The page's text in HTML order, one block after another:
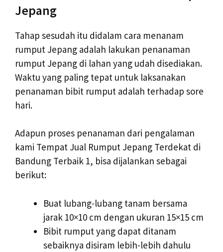
Jepang
Tahap sesudah itu didalam cara menanam
rumput Jepang adalah lakukan penanaman
rumput Jepang di lahan yang udah disediakan.
Waktu yang paling tepat untuk laksanakan
penanaman bibit rumput adalah terhadap sore
hari.
Adapun proses penanaman dari pengalaman
kami Tempat Jual Rumput Jepang Terdekat di
Bandung Terbaik 1, bisa dijalankan sebagai
berikut:
Buat lubang-lubang tanam bersama
jarak 10×10 cm dengan ukuran 15×15 cm
Bibit rumput yang dapat ditanam
sebaiknya disiram lebih-lebih dahulu